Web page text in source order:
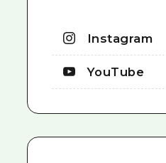
Instagram
YouTube